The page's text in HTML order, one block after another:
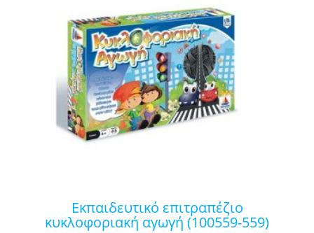
εκπαιδευτικό επιτραπέζιο
κυκλοφοριακή αγωγή (100559-559)